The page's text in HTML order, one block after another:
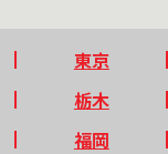
東京
栃木
福岡